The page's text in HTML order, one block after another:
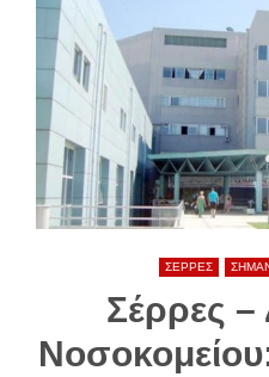
ΣΕΡΡΕΣ
Σέρρες –